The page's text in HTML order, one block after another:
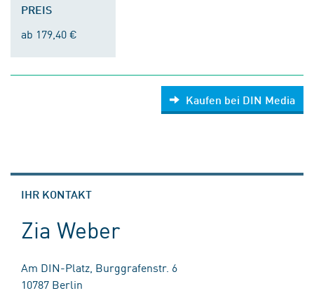
PREIS
ab 179,40 €
Kaufen bei DIN Media
IHR KONTAKT
Zia Weber
Am DIN-Platz, Burggrafenstr. 6
10787 Berlin